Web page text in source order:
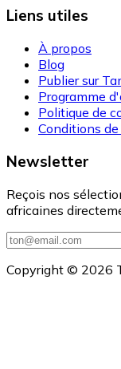
Liens utiles
À propos
Blog
Publier sur
Programme
Politique de
Conditions
Newsletter
Reçois nos
africaines
Copyright © 2026